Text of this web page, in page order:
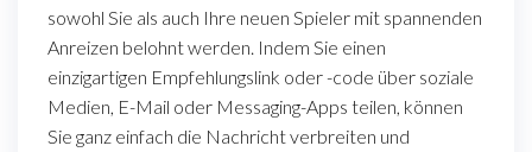
sowohl Sie als auch Ihre neuen Spieler mit spannenden
Anreizen belohnt werden. Indem Sie einen
einzigartigen Empfehlungslink oder -code über soziale
Medien, E-Mail oder Messaging-Apps teilen, können
Sie ganz einfach die Nachricht verbreiten und